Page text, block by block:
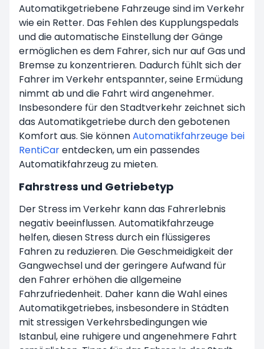
Automatikgetriebene Fahrzeuge sind im Verkehr
wie ein Retter. Das Fehlen des Kupplungspedals
und die automatische Einstellung der Gänge
ermöglichen es dem Fahrer, sich nur auf Gas und
Bremse zu konzentrieren. Dadurch fühlt sich der
Fahrer im Verkehr entspannter, seine Ermüdung
nimmt ab und die Fahrt wird angenehmer.
Insbesondere für den Stadtverkehr zeichnet sich
das Automatikgetriebe durch den gebotenen
Komfort aus. Sie könnenAutomatikfahrzeuge bei
RentiCarentdecken, um ein passendes
Automatikfahrzeug zu mieten.
Fahrstress und Getriebetyp
Der Stress im Verkehr kann das Fahrerlebnis
negativ beeinflussen. Automatikfahrzeuge
helfen, diesen Stress durch ein flüssigeres
Fahren zu reduzieren. Die Geschmeidigkeit der
Gangwechsel und der geringere Aufwand für
den Fahrer erhöhen die allgemeine
Fahrzufriedenheit. Daher kann die Wahl eines
Automatikgetriebes, insbesondere in Städten
mit stressigen Verkehrsbedingungen wie
Istanbul, eine ruhigere und angenehmere Fahrt